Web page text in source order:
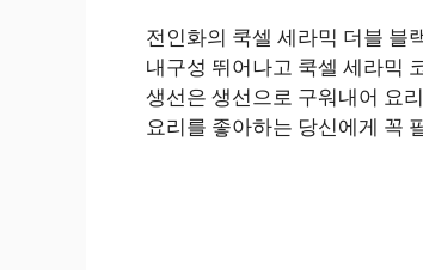
전인화의 쿡셀 세라믹 더블 블
내구성 뛰어나고 쿡셀 세라믹
생선은 생선으로 구워내어 요
요리를 좋아하는 당신에게 꼭